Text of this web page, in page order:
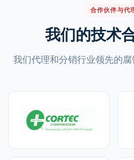
合作伙伴与代
我们的技术
我们代理和分销行业领先的腐